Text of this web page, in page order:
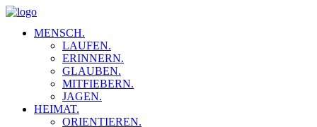
MENSCH.
LAUFEN.
ERINNERN.
GLAUBEN.
MITFIEBERN.
JAGEN.
HEIMAT.
ORIENTIEREN.